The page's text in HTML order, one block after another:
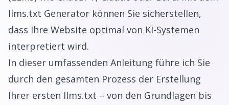
llms.txt Generator können Sie sicherstellen,
dass Ihre Website optimal von KI-Systemen
interpretiert wird.
In dieser umfassenden Anleitung führe ich Sie
durch den gesamten Prozess der Erstellung
Ihrer ersten llms.txt – von den Grundlagen bis